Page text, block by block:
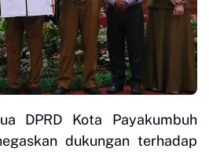
DPRD Kota Payakumbuh
dukungan terhadap